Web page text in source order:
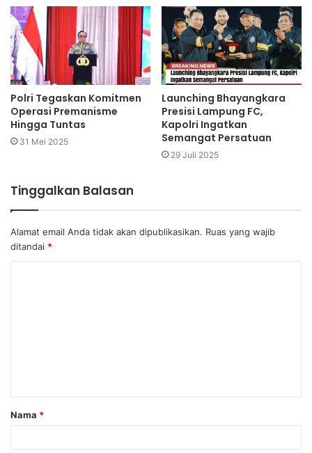
Polri Tegaskan Komitmen
Operasi Premanisme
Hingga Tuntas
31 Mei 2025
Launching Bhayangkara
Presisi Lampung FC,
Kapolri Ingatkan
Semangat Persatuan
29 Juli 2025
Tinggalkan Balasan
Alamat email Anda tidak akan dipublikasikan. Ruas yang wajib
ditandai *
a
r
Nama *